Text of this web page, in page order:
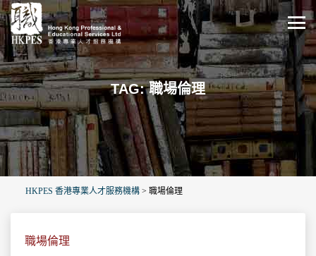
TAG: 職場倫理
HKPES 香港專業人才服務機構 > 職場倫理
職場倫理